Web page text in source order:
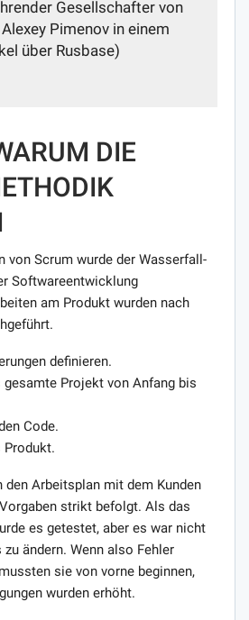
Gesellschafter von
Pimenov in einem
über Rusbase)
DIE
von Scrum wurde der Wasserfall-
Softwareentwicklung
am Produkt wurden nach
definieren.
gesamte Projekt von Anfang bis
Code.
Produkt.
den Arbeitsplan mit dem Kunden
strikt befolgt. Als das
es getestet, aber es war nicht
ändern. Wenn also Fehler
sie von vorne beginnen,
wurden erhöht.